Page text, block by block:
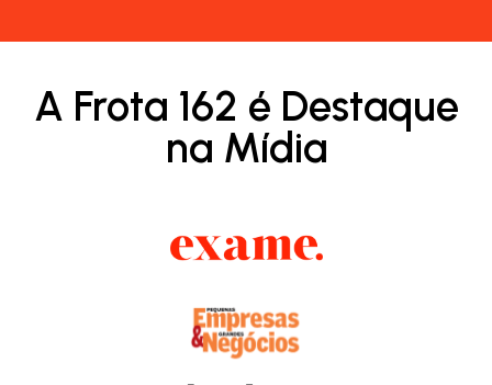
A Frota 162 é Destaque
na Mídia